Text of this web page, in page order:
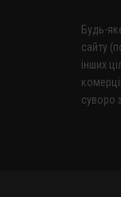
Будь-
сайту
інших
суворо